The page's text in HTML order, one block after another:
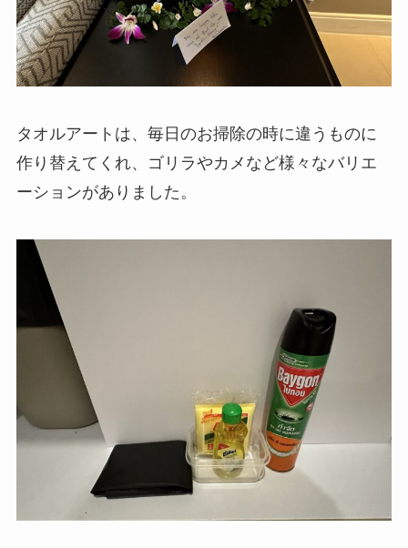
タオルアートは、毎日のお掃除の時に違うものに
作り替えてくれ、ゴリラやカメなど様々なバリエ
ーションがありました。